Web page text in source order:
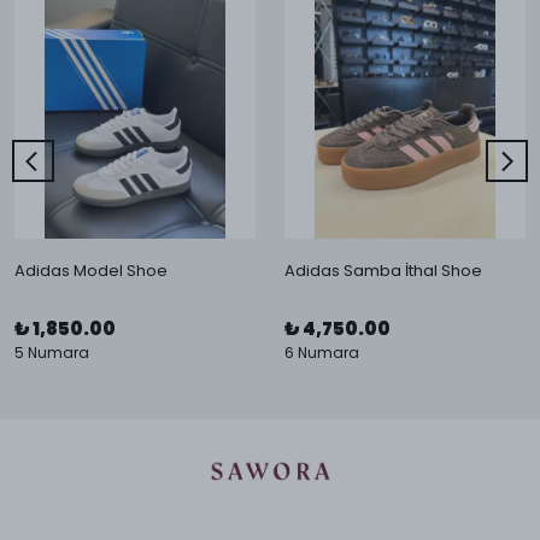
Adidas Model Shoe
₺ 1,850.00
5 Numara
Adidas Samba İthal Shoe
₺ 4,750.00
6 Numara